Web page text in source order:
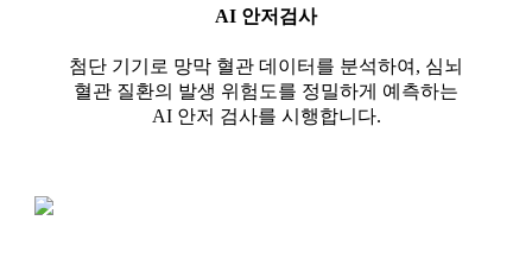
AI 안저검사
첨단 기기로 망막 혈관 데이터를 분석하여, 심뇌
혈관 질환의 발생 위험도를 정밀하게 예측하는
AI 안저 검사를 시행합니다.